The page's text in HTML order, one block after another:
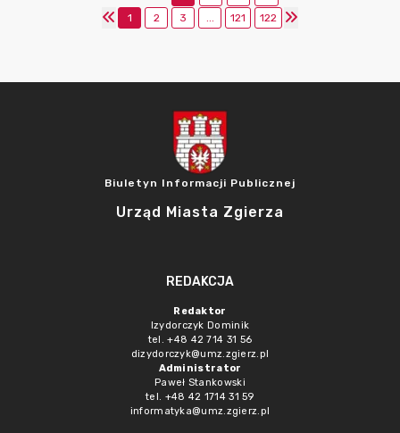
1
2 3 ... 121 122
Biuletyn Informacji Publicznej
Urząd Miasta Zgierza
REDAKCJA
Redaktor
Izydorczyk Dominik
tel. +48 42 714 31 56
dizydorczyk@umz.zgierz.pl
Administrator
Paweł Stankowski
tel. +48 42 1714 31 59
informatyka@umz.zgierz.pl